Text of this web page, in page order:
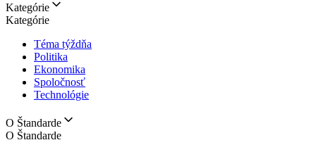
Kategórie
Kategórie
Téma týždňa
Politika
Ekonomika
Spoločnosť
Technológie
O Štandarde
O Štandarde